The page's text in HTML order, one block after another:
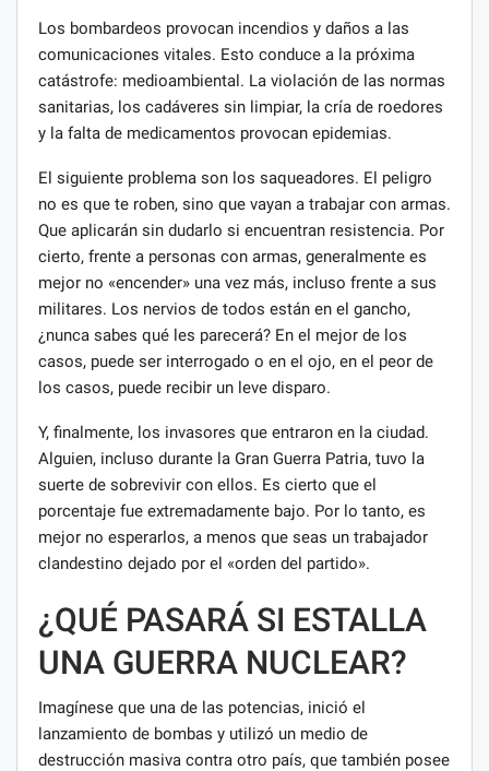
Los bombardeos provocan incendios y daños a las
comunicaciones vitales. Esto conduce a la próxima
catástrofe: medioambiental. La violación de las normas
sanitarias, los cadáveres sin limpiar, la cría de roedores
y la falta de medicamentos provocan epidemias.
El siguiente problema son los saqueadores. El peligro
no es que te roben, sino que vayan a trabajar con armas.
Que aplicarán sin dudarlo si encuentran resistencia. Por
cierto, frente a personas con armas, generalmente es
mejor no «encender» una vez más, incluso frente a sus
militares. Los nervios de todos están en el gancho,
¿nunca sabes qué les parecerá? En el mejor de los
casos, puede ser interrogado o en el ojo, en el peor de
los casos, puede recibir un leve disparo.
Y, finalmente, los invasores que entraron en la ciudad.
Alguien, incluso durante la Gran Guerra Patria, tuvo la
suerte de sobrevivir con ellos. Es cierto que el
porcentaje fue extremadamente bajo. Por lo tanto, es
mejor no esperarlos, a menos que seas un trabajador
clandestino dejado por el «orden del partido».
¿QUÉ PASARÁ SI ESTALLA
UNA GUERRA NUCLEAR?
Imagínese que una de las potencias, inició el
lanzamiento de bombas y utilizó un medio de
destrucción masiva contra otro país, que también posee